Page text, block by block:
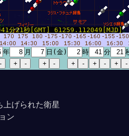
分21秒[GMT] 61259.112049[MJD]
年 月 日(金) 時 分
上げられた衛星
ン